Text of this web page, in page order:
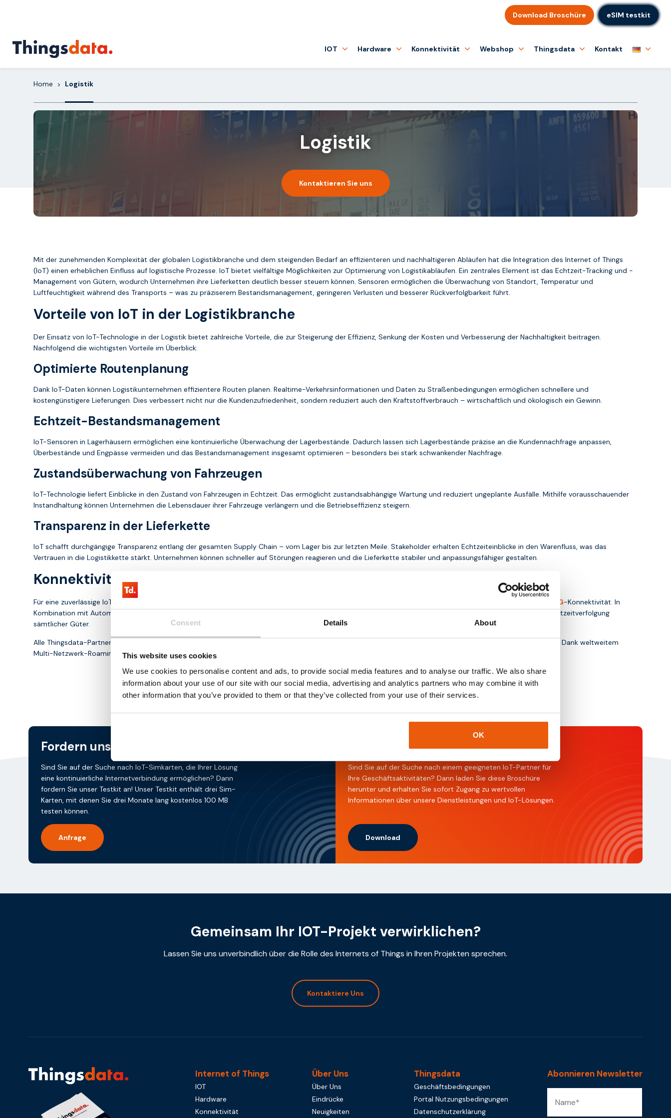
Consent Details About
This website uses cookies
We use cookies to personalise content and ads, to provide social media features and to analyse our traffic. We also share
information about your use of our site with our social media, advertising and analytics partners who may combine it with
other information that you’ve provided to them or that they’ve collected from your use of their services.
OK
Download Broschüre eSIM testkit
IOT Hardware Konnektivität Webshop Thingsdata Kontakt
Home > Logistik
Logistik
Kontaktieren Sie uns
Mit der zunehmenden Komplexität der globalen Logistikbranche und dem steigenden Bedarf an effizienteren und nachhaltigeren Abläufen hat die Integration des Internet of Things
(IoT) einen erheblichen Einfluss auf logistische Prozesse. IoT bietet vielfältige Möglichkeiten zur Optimierung von Logistikabläufen. Ein zentrales Element ist das Echtzeit-Tracking und -
Management von Gütern, wodurch Unternehmen ihre Lieferketten deutlich besser steuern können. Sensoren ermöglichen die Überwachung von Standort, Temperatur und
Luftfeuchtigkeit während des Transports – was zu präziserem Bestandsmanagement, geringeren Verlusten und besserer Rückverfolgbarkeit führt.
Vorteile von IoT in der Logistikbranche
Der Einsatz von IoT-Technologie in der Logistik bietet zahlreiche Vorteile, die zur Steigerung der Effizienz, Senkung der Kosten und Verbesserung der Nachhaltigkeit beitragen.
Nachfolgend die wichtigsten Vorteile im Überblick:
Optimierte Routenplanung
Dank IoT-Daten können Logistikunternehmen effizientere Routen planen. Realtime-Verkehrsinformationen und Daten zu Straßenbedingungen ermöglichen schnellere und
kostengünstigere Lieferungen. Dies verbessert nicht nur die Kundenzufriedenheit, sondern reduziert auch den Kraftstoffverbrauch – wirtschaftlich und ökologisch ein Gewinn.
Echtzeit-Bestandsmanagement
IoT-Sensoren in Lagerhäusern ermöglichen eine kontinuierliche Überwachung der Lagerbestände. Dadurch lassen sich Lagerbestände präzise an die Kundennachfrage anpassen,
Überbestände und Engpässe vermeiden und das Bestandsmanagement insgesamt optimieren – besonders bei stark schwankender Nachfrage.
Zustandsüberwachung von Fahrzeugen
IoT-Technologie liefert Einblicke in den Zustand von Fahrzeugen in Echtzeit. Das ermöglicht zustandsabhängige Wartung und reduziert ungeplante Ausfälle. Mithilfe vorausschauender
Instandhaltung können Unternehmen die Lebensdauer ihrer Fahrzeuge verlängern und die Betriebseffizienz steigern.
Transparenz in der Lieferkette
IoT schafft durchgängige Transparenz entlang der gesamten Supply Chain – vom Lager bis zur letzten Meile. Stakeholder erhalten Echtzeiteinblicke in den Warenfluss, was das
Vertrauen in die Logistikkette stärkt. Unternehmen können schneller auf Störungen reagieren und die Lieferkette stabiler und anpassungsfähiger gestalten.
Konnektivitäts- und Hardwarelösungen für die Logistikbranche
Für eine zuverlässige IoT-Anbindung in der Logistik empfiehlt Thingsdata den Einsatz gesicherter 5G-Konnektivität. In
Kombination mit Automotive-Routern, Fleet-Management-Systemen oder Asset-Trackern sorgen diese Lösungen für eine stabile Verbindung – ideal für die Echtzeitverfolgung
sämtlicher Güter.
Alle Thingsdata-Partner bieten leistungsfähige und sichere
, die speziell auf die Anforderungen der Logistikbranche zugeschnitten sind. Dank weltweitem
Multi-Netzwerk-Roaming bleiben Ihre Assets stets mit dem stärksten verfügbaren Netz verbunden – unabhängig vom Standort.
Fordern unsere
Sind Sie auf der Suche nach IoT-Simkarten, die Ihrer Lösung
eine kontinuierliche Internetverbindung ermöglichen? Dann
fordern Sie unser Testkit an! Unser Testkit enthält drei Sim-
Karten, mit denen Sie drei Monate lang kostenlos 100 MB
testen können.
Anfrage
Download unserebrochure
Sind Sie auf der Suche nach einem geeigneten IoT-Partner für
Ihre Geschäftsaktivitäten? Dann laden Sie diese Broschüre
herunter und erhalten Sie sofort Zugang zu wertvollen
Informationen über unsere Dienstleistungen und IoT-Lösungen.
Download
Gemeinsam Ihr IOT-Projekt verwirklichen?
Lassen Sie uns unverbindlich über die Rolle des Internets of Things in Ihren Projekten sprechen.
Kontaktiere Uns
Internet of Things
IOT
Hardware
Konnektivität
Über Uns
Über Uns
Eindrücke
Neuigkeiten
Thingsdata
Geschäftsbedingungen
Portal Nutzungsbedingungen
Datenschutzerklärung
Abonnieren Newsletter